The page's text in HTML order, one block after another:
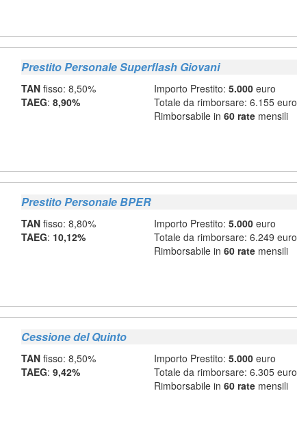
Prestito Personale Superflash Giovani
TANfisso: 8,50%
TAEG: 8,90%
Importo Prestito: 5.000euro
Totale da rimborsare: 6.155 euro
Rimborsabile in 60 ratemensili
Prestito Personale BPER
TANfisso: 8,80%
TAEG: 10,12%
Importo Prestito: 5.000euro
Totale da rimborsare: 6.249 euro
Rimborsabile in 60 ratemensili
Cessione del Quinto
TANfisso: 8,50%
TAEG: 9,42%
Importo Prestito: 5.000euro
Totale da rimborsare: 6.305 euro
Rimborsabile in 60 ratemensili